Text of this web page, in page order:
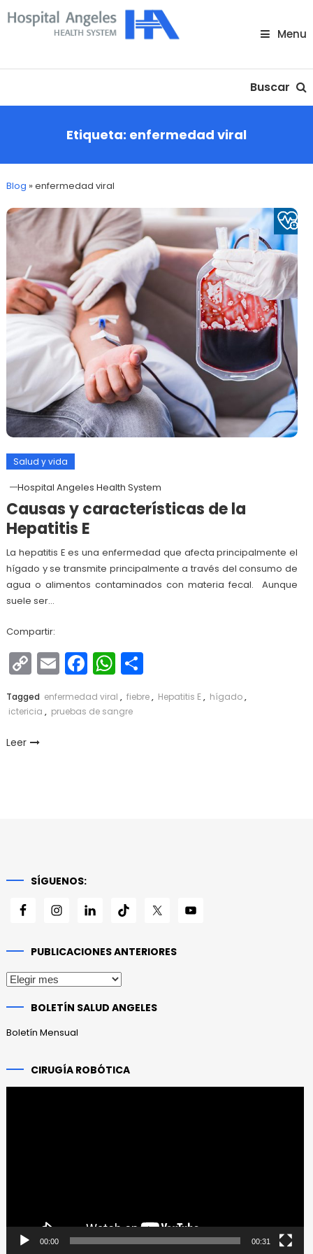
Skip
To
Menu
Buscar
Etiqueta: enfermedad viral
Blog »enfermedad viral
Salud y vida
Hospital Angeles Health System
Causas y características de la
Hepatitis E
La hepatitis E es una enfermedad que afecta principalmente el
hígado y se transmite principalmente a través del consumo de
agua o alimentos contaminados con materia fecal. Aunque
suele ser…
Compartir:
Copy
Link
EmailFacebook
WhatsApp
Compartir
Tagged enfermedad viral , fiebre, Hepatitis E, hígado,
ictericia , pruebas de sangre
Leer
SÍGUENOS:
PUBLICACIONES ANTERIORES
Publicaciones
BOLETÍN SALUD ANGELES
Boletín Mensual
CIRUGÍA ROBÓTICA
00:00 00:31